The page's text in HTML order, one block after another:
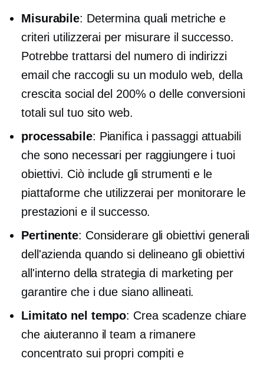
Misurabile: Determina quali metriche e
criteri utilizzerai per misurare il successo.
Potrebbe trattarsi del numero di indirizzi
email che raccogli su un modulo web, della
crescita social del 200% o delle conversioni
totali sul tuo sito web.
processabile: Pianifica i passaggi attuabili
che sono necessari per raggiungere i tuoi
obiettivi. Ciò include gli strumenti e le
piattaforme che utilizzerai per monitorare le
prestazioni e il successo.
Pertinente: Considerare gli obiettivi generali
dell'azienda quando si delineano gli obiettivi
all'interno della strategia di marketing per
garantire che i due siano allineati.
Limitato nel tempo: Crea scadenze chiare
che aiuteranno il team a rimanere
concentrato sui propri compiti e